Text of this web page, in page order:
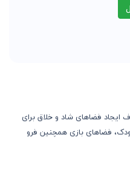
به امروز با هدف ایجاد فضاهای شاد و خلاق برای
فضاهای بازی همچنین فرو